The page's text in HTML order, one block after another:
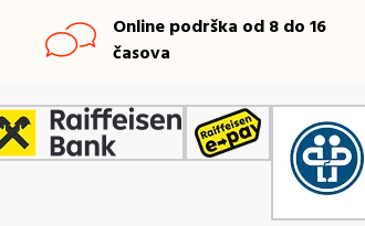
Online podrška od 8 do 16
časova